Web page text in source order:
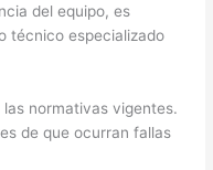
del equipo, es
técnico especializado
normativas vigentes.
de que ocurran fallas